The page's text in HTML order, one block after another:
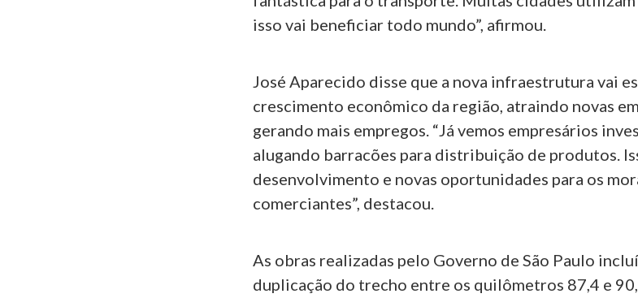
isso vai beneficiar todo mundo”, afirmou.
José Aparecido disse que a nova infraestrutura vai
crescimento econômico da região, atraindo novas
gerando mais empregos. “Já vemos empresários
alugando barracões para distribuição de produtos.
desenvolvimento e novas oportunidades para os
comerciantes”, destacou.
As obras realizadas pelo Governo de São Paulo
duplicação do trecho entre os quilômetros 87,4 e